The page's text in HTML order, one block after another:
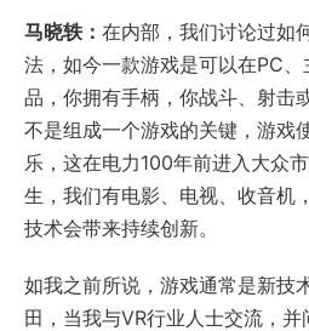
马晓轶： 在内部，我们讨论过如
法，如今一款游戏是可以在PC
品，你拥有手柄，你战斗、射击
不是组成一个游戏的关键，游戏
乐，这在电力100年前进入大众
生，我们有电影、电视、收音机
技术会带来持续创新。
如我之前所说，游戏通常是新技
田，当我与VR行业人士交流，